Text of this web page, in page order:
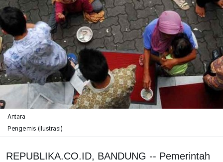
Antara
Pengemis (ilustrasi)
REPUBLIKA.CO.ID, BANDUNG -- Pemerintah